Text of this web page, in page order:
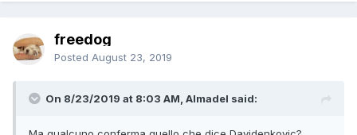
freedog
Posted August 23, 2019
On 8/23/2019 at 8:03 AM, Almadel said: